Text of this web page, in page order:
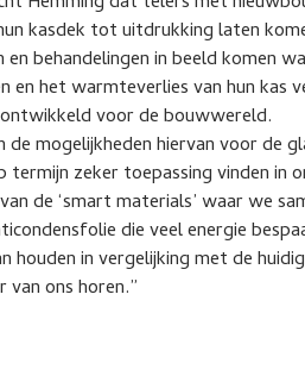
kasdek tot uitdrukking laten
behandelingen in beeld komen
het warmteverlies van hun kas
voor de bouwwereld.
de mogelijkheden hiervan voor de
termijn zeker toepassing vinden in
de ‘smart materials’ waar we
die veel energie
houden in vergelijking met de
ons horen.”